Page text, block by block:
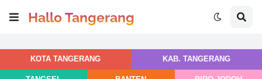
Hallo Tangerang
KOTA TANGERANG KAB. TANGERANG